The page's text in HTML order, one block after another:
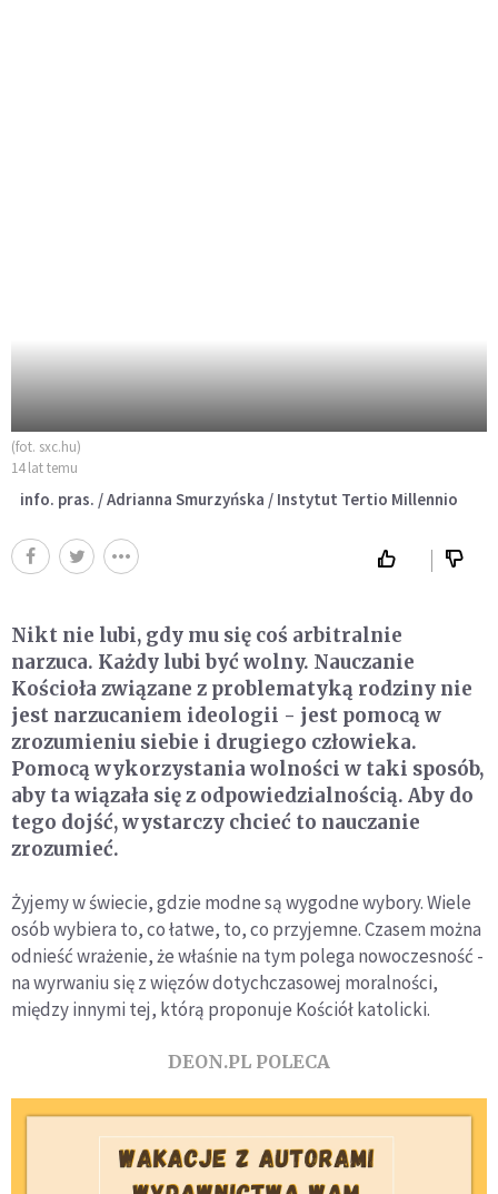
(fot. sxc.hu)
14 lat temu
info. pras. / Adrianna Smurzyńska / Instytut Tertio Millennio
Nikt nie lubi, gdy mu się coś arbitralnie
narzuca. Każdy lubi być wolny. Nauczanie
Kościoła związane z problematyką rodziny nie
jest narzucaniem ideologii - jest pomocą w
zrozumieniu siebie i drugiego człowieka.
Pomocą wykorzystania wolności w taki sposób,
aby ta wiązała się z odpowiedzialnością. Aby do
tego dojść, wystarczy chcieć to nauczanie
zrozumieć.
Żyjemy w świecie, gdzie modne są wygodne wybory. Wiele
osób wybiera to, co łatwe, to, co przyjemne. Czasem można
odnieść wrażenie, że właśnie na tym polega nowoczesność -
na wyrwaniu się z więzów dotychczasowej moralności,
między innymi tej, którą proponuje Kościół katolicki.
DEON.PL POLECA